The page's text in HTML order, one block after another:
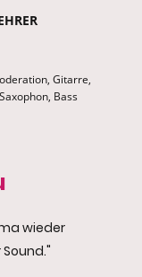
Gitarre,
Bass
wieder